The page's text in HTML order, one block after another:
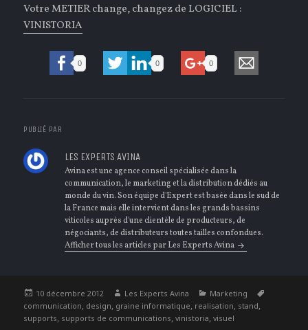
Votre METIER change, changez de LOGICIEL :
VINISTORIA
0 0 0
PUBLIÉ PAR
LES EXPERTS AVINA
Avina est une agence conseil spécialisée dans la
communication, le marketing et la distribution dédiés au
monde du vin. Son équipe d'Expert est basée dans le sud de
la France mais elle intervient dans les grands bassins
viticoles auprès d'une clientèle de producteurs, de
négociants, de distributeurs toutes tailles confondues.
Afficher tous les articles par Les Experts Avina
Publié
le
10 décembre 2012 Auteur
Les Experts Avina Catégories
Marketing
communication, design, graine informatique, realisation, stand,
supports, supports de communications,vinistoria,visuel